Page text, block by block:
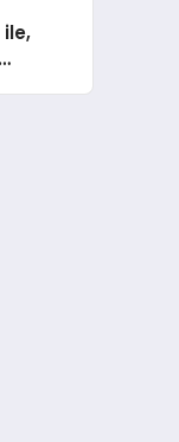
ile,